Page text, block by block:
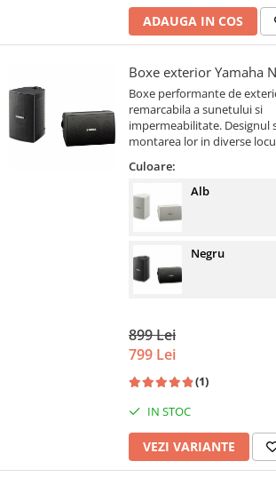
ADAUGA IN COS
Boxe exterior Yamaha
Boxe performante de
remarcabila a sunetului si
impermeabilitate. Designul
montarea lor in diverse
Culoare:
Alb
Negru
899 Lei
799 Lei
(1)
IN STOC
VEZI VARIANTE